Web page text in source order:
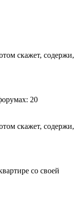
скажет, содержи,
скажет, содержи,
со своей